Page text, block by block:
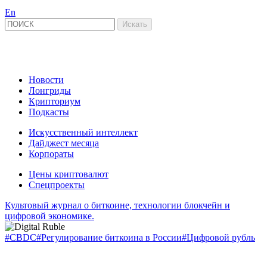
En
Новости
Лонгриды
Крипториум
Подкасты
Искусственный интеллект
Дайджест месяца
Корпораты
Цены криптовалют
Спецпроекты
Культовый журнал о биткоине, технологии блокчейн и
цифровой экономике.
#CBDC#Регулирование биткоина в России#Цифровой рубль